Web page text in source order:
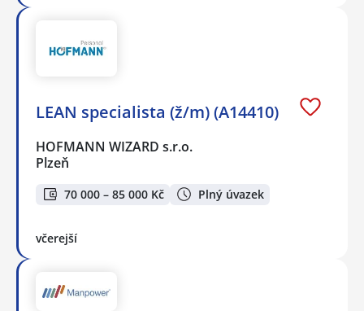
LEAN specialista (ž/m) (A14410)
HOFMANN WIZARD s.r.o.
Plzeň
70 000 – 85 000 Kč Plný úvazek
včerejší